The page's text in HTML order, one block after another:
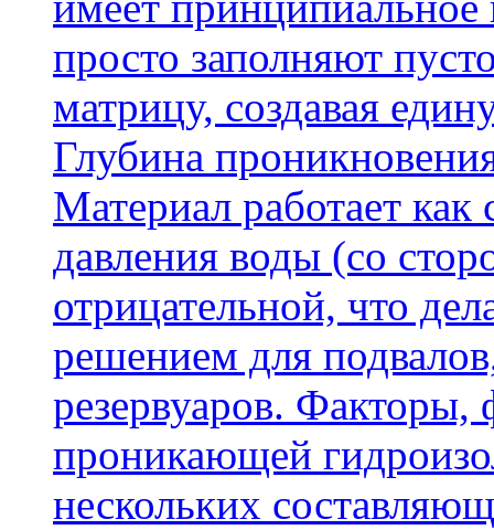
просто заполняют
матрицу, создавая
Глубина
Материал работает
давления воды (со
отрицательной, что
решением для
резервуаров.
проникающей
нескольких